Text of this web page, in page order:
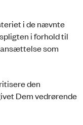
i de nævnte
i forhold til
som
den
Dem vedrørende